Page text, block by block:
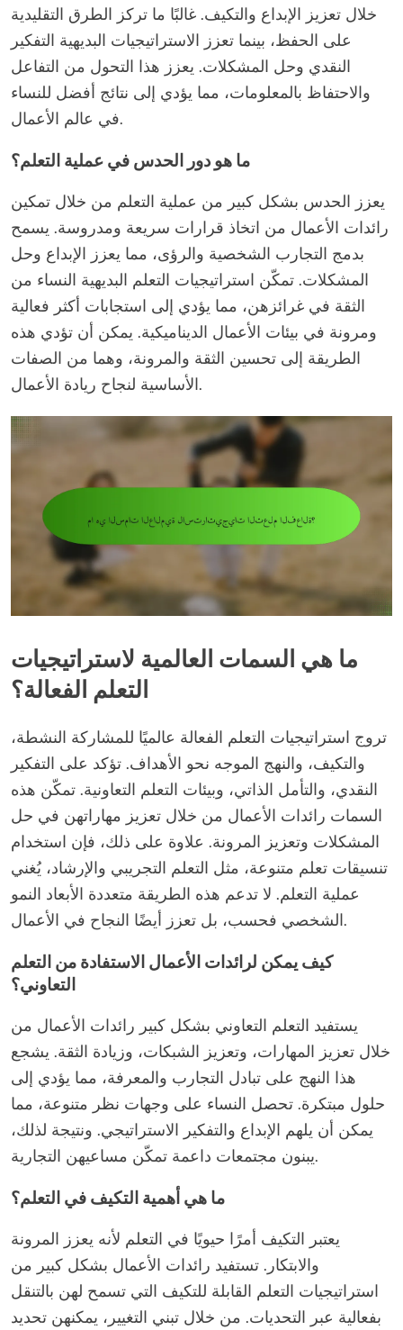
خلال تعزيز الإبداع والتكيف. غالبًا ما تركز الطرق التقليدية
على الحفظ، بينما تعزز الاستراتيجيات البديهية التفكير
النقدي وحل المشكلات. يعزز هذا التحول من التفاعل
والاحتفاظ بالمعلومات، مما يؤدي إلى نتائج أفضل للنساء
في عالم الأعمال.
ما هو دور الحدس في عملية التعلم؟
يعزز الحدس بشكل كبير من عملية التعلم من خلال تمكين
رائدات الأعمال من اتخاذ قرارات سريعة ومدروسة. يسمح
بدمج التجارب الشخصية والرؤى، مما يعزز الإبداع وحل
المشكلات. تمكّن استراتيجيات التعلم البديهية النساء من
الثقة في غرائزهن، مما يؤدي إلى استجابات أكثر فعالية
ومرونة في بيئات الأعمال الديناميكية. يمكن أن تؤدي هذه
الطريقة إلى تحسين الثقة والمرونة، وهما من الصفات
الأساسية لنجاح ريادة الأعمال.
ما هي السمات العالمية لاستراتيجيات
التعلم الفعالة؟
تروج استراتيجيات التعلم الفعالة عالميًا للمشاركة النشطة،
والتكيف، والنهج الموجه نحو الأهداف. تؤكد على التفكير
النقدي، والتأمل الذاتي، وبيئات التعلم التعاونية. تمكّن هذه
السمات رائدات الأعمال من خلال تعزيز مهاراتهن في حل
المشكلات وتعزيز المرونة. علاوة على ذلك، فإن استخدام
تنسيقات تعلم متنوعة، مثل التعلم التجريبي والإرشاد، يُغني
عملية التعلم. لا تدعم هذه الطريقة متعددة الأبعاد النمو
الشخصي فحسب، بل تعزز أيضًا النجاح في الأعمال.
كيف يمكن لرائدات الأعمال الاستفادة من التعلم
التعاوني؟
يستفيد التعلم التعاوني بشكل كبير رائدات الأعمال من
خلال تعزيز المهارات، وتعزيز الشبكات، وزيادة الثقة. يشجع
هذا النهج على تبادل التجارب والمعرفة، مما يؤدي إلى
حلول مبتكرة. تحصل النساء على وجهات نظر متنوعة، مما
يمكن أن يلهم الإبداع والتفكير الاستراتيجي. ونتيجة لذلك،
يبنون مجتمعات داعمة تمكّن مساعيهن التجارية.
ما هي أهمية التكيف في التعلم؟
يعتبر التكيف أمرًا حيويًا في التعلم لأنه يعزز المرونة
والابتكار. تستفيد رائدات الأعمال بشكل كبير من
استراتيجيات التعلم القابلة للتكيف التي تسمح لهن بالتنقل
بفعالية عبر التحديات. من خلال تبني التغيير، يمكنهن تحديد